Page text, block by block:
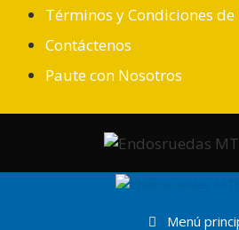
Saltar
contenido
Términos y Condiciones de
Contáctenos
Paute con Nosotros
Menú